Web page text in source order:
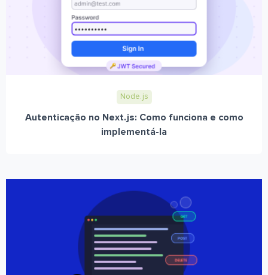
Node.js
Autenticação no Next.js: Como funciona e como
implementá-la